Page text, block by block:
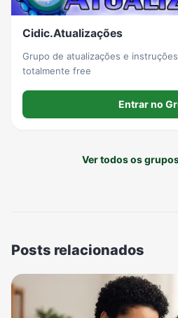
Cidic.Atualizações
Grupo de atualizações e
totalmente free
Entrar no
Ver todos os
Posts relacionados